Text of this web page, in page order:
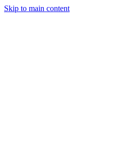
Skip to main content